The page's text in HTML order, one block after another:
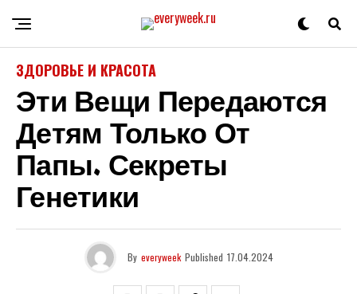
ЗДОРОВЬЕ И КРАСОТА
Эти Вещи Передаются
Детям Только От
Папы. Секреты
Генетики
By everyweek Published 17.04.2024